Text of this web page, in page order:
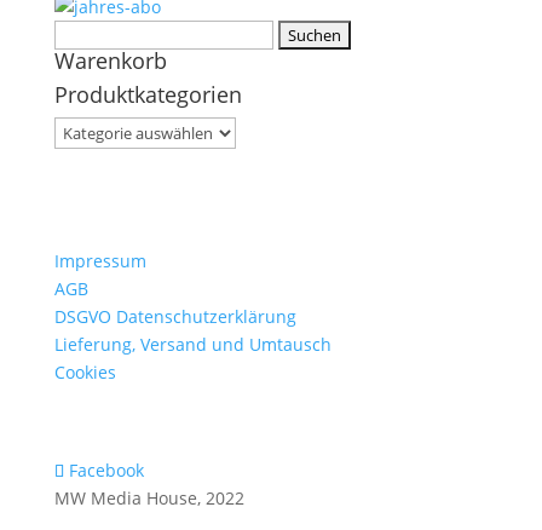
nach:
Warenkorb
Produktkategorien
Impressum
AGB
DSGVO Datenschutzerklärung
Lieferung, Versand und Umtausch
Cookies
Facebook
MW Media House, 2022